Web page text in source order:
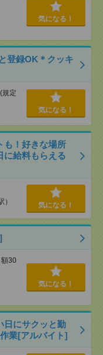
気になる！
登録OK＊クッキ
定
気になる！
も！好きな場所
給料もらえる
気になる！
30
気になる！
日にサクッと勤
業[アルバイト]